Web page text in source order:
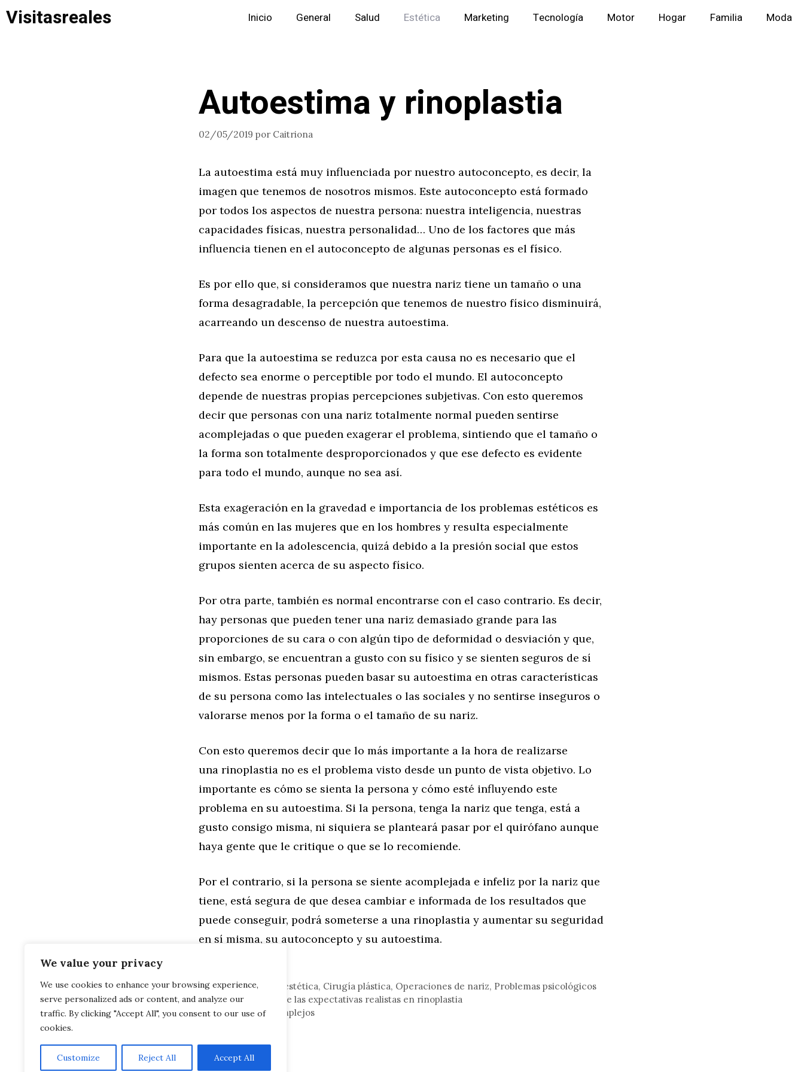
We value your privacy
We use cookies to enhance your browsing experience,
serve personalized ads or content, and analyze our
traffic. By clicking "Accept All", you consent to our use of
cookies.
Customize Reject All Accept All
Saltar
Visitasreales Inicio General Salud Estética Marketing Tecnología Motor Hogar Familia Moda
Autoestima y rinoplastia
02/05/2019 por Caitriona
La autoestima está muy influenciada por nuestro autoconcepto, es decir, la
imagen que tenemos de nosotros mismos. Este autoconcepto está formado
por todos los aspectos de nuestra persona: nuestra inteligencia, nuestras
capacidades físicas, nuestra personalidad… Uno de los factores que más
influencia tienen en el autoconcepto de algunas personas es el físico.
Es por ello que, si consideramos que nuestra nariz tiene un tamaño o una
forma desagradable, la percepción que tenemos de nuestro físico disminuirá,
acarreando un descenso de nuestra autoestima.
Para que la autoestima se reduzca por esta causa no es necesario que el
defecto sea enorme o perceptible por todo el mundo. El autoconcepto
depende de nuestras propias percepciones subjetivas. Con esto queremos
decir que personas con una nariz totalmente normal pueden sentirse
acomplejadas o que pueden exagerar el problema, sintiendo que el tamaño o
la forma son totalmente desproporcionados y que ese defecto es evidente
para todo el mundo, aunque no sea así.
Esta exageración en la gravedad e importancia de los problemas estéticos es
más común en las mujeres que en los hombres y resulta especialmente
importante en la adolescencia, quizá debido a la presión social que estos
grupos sienten acerca de su aspecto físico.
Por otra parte, también es normal encontrarse con el caso contrario. Es decir,
hay personas que pueden tener una nariz demasiado grande para las
proporciones de su cara o con algún tipo de deformidad o desviación y que,
sin embargo, se encuentran a gusto con su físico y se sienten seguros de sí
mismos. Estas personas pueden basar su autoestima en otras características
de su persona como las intelectuales o las sociales y no sentirse inseguros o
valorarse menos por la forma o el tamaño de su nariz.
Con esto queremos decir que lo más importante a la hora de realizarse
una rinoplastia no es el problema visto desde un punto de vista objetivo. Lo
importante es cómo se sienta la persona y cómo esté influyendo este
problema en su autoestima. Si la persona, tenga la nariz que tenga, está a
gusto consigo misma, ni siquiera se planteará pasar por el quirófano aunque
haya gente que le critique o que se lo recomiende.
Por el contrario, si la persona se siente acomplejada e infeliz por la nariz que
tiene, está segura de que desea cambiar e informada de los resultados que
puede conseguir, podrá someterse a una rinoplastia y aumentar su seguridad
en sí misma, su autoconcepto y su autoestima.
Etiquetas
Belleza,Cirugía estética, Cirugía plástica, Operaciones de nariz, Problemas psicológicos
La importancia de las expectativas realistas en rinoplastia
Rinoplastia y complejos